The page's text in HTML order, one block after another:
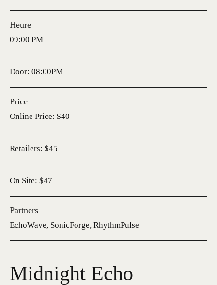
Heure
09:00 PM
Door: 08:00PM
Price
Online Price: $40
Retailers: $45
On Site: $47
Partners
EchoWave, SonicForge, RhythmPulse
Midnight Echo